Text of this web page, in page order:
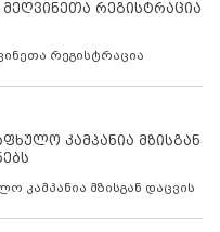
რეგისტრაცია
რეგისტრაცია
კამპანია მზისგან
კამპანია მზისგან დაცვის